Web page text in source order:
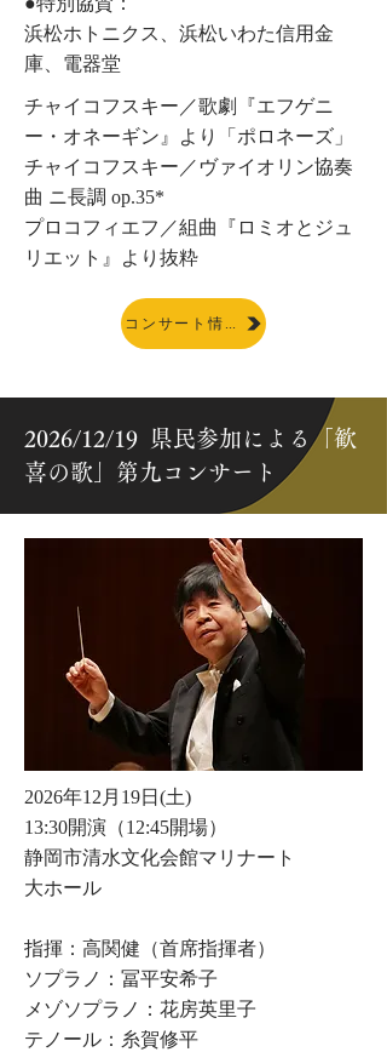
●特別協賛：
浜松ホトニクス、浜松いわた信用金
庫、電器堂
チャイコフスキー／歌劇『エフゲニ
ー・オネーギン』より「ポロネーズ」
チャイコフスキー／ヴァイオリン協奏
曲 ニ長調 op.35*
プロコフィエフ／組曲『ロミオとジュ
リエット』より抜粋
2026/12/19 県民参加による「歓
喜の歌」第九コンサート
2026年12月19日(土)
13:30開演（12:45開場）
静岡市清水文化会館マリナート
大ホール
指揮：高関健（首席指揮者）
ソプラノ：冨平安希子
メゾソプラノ：花房英里子
テノール：糸賀修平